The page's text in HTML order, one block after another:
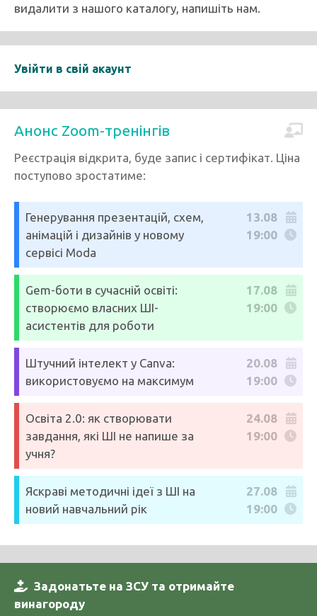
видалити з нашого каталогу, напишіть нам.
Увійти в свій акаунт
Анонс Zoom-тренінгів
Реєстрація відкрита, буде запис і сертифікат. Ціна
поступово зростатиме:
Генерування презентацій, схем,
анімацій і дизайнів у новому
сервісі Moda
13.08
19:00
Gem-боти в сучасній освіті:
створюємо власних ШІ-
асистентів для роботи
17.08
19:00
Штучний інтелект у Canva:
використовуємо на максимум
20.08
19:00
Освіта 2.0: як створювати
завдання, які ШІ не напише за
учня?
24.08
19:00
Яскраві методичні ідеї з ШІ на
новий навчальний рік
27.08
19:00
Задонатьте на ЗСУ та отримайте
винагороду